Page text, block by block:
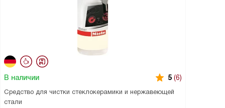
В наличии 5 (6)
Средство для чистки стеклокерамики и нержавеющей
стали